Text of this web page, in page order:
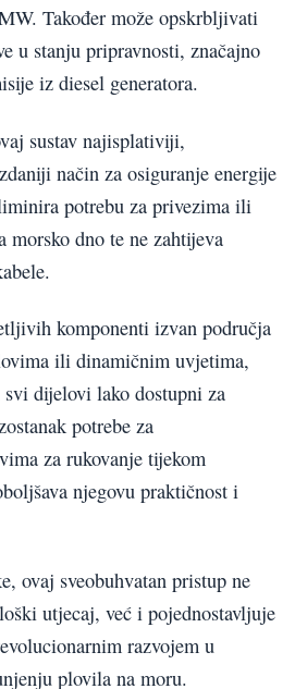
Također može opskrbljivati
u stanju pripravnosti, značajno
iz diesel generatora.
sustav najisplativiji,
način za osiguranje energije
potrebu za privezima ili
morsko dno te ne zahtijeva
komponenti izvan područja
ili dinamičnim uvjetima,
svi dijelovi lako dostupni za
potrebe za
za rukovanje tijekom
njegovu praktičnost i
ovaj sveobuhvatan pristup ne
utjecaj, već i pojednostavljuje
razvojem u
plovila na moru.